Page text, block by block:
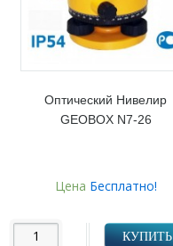
Оптический Нивелир
GEOBOX N7-26
Цена Бесплатно!
КУПИТЬ